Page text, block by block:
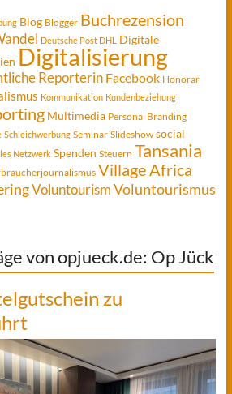
Blog Blogger Buchrezension
Deutsche Post DHL
Digitale
Digitalisierung
Reporterin Facebook Honorar
Kommunikation Kundenbeziehung
Multimedia Personal Branding
Schleichwerbung Seminar Slideshow social
Netzwerk Spenden Steuern Tansania
Village Africa
VoluntourismVoluntourismus
von opjueck.de: Op Jück
zu